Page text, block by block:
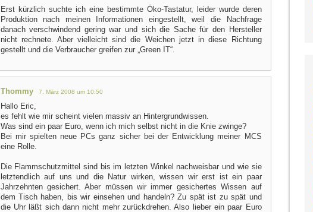
Erst kürzlich suchte ich eine bestimmte Öko-Tastatur, leider wurde deren
Produktion nach meinen Informationen eingestellt, weil die Nachfrage
danach verschwindend gering war und sich die Sache für den Hersteller
nicht rechnete. Aber vielleicht sind die Weichen jetzt in diese Richtung
gestellt und die Verbraucher greifen zur „Green IT“.
Thommy 7. März 2008 um 10:50
Hallo Eric,
es fehlt wie mir scheint vielen massiv an Hintergrundwissen.
Was sind ein paar Euro, wenn ich mich selbst nicht in die Knie zwinge?
Bei mir spielten neue PCs ganz sicher bei der Entwicklung meiner MCS
eine Rolle.
Die Flammschutzmittel sind bis im letzten Winkel nachweisbar und wie sie
letztendlich auf uns und die Natur wirken, wissen wir erst ist ein paar
Jahrzehnten gesichert. Aber müssen wir immer gesichertes Wissen auf
dem Tisch haben, bis wir einsehen und handeln? Zu spät ist zu spät und
die Uhr läßt sich dann nicht mehr zurückdrehen. Also lieber ein paar Euro